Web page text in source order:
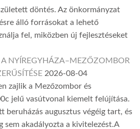
döntés. Az önkormányzat
álló forrásokat a lehető
fel, miközben új fejlesztéseket
NYÍREGYHÁZA–MEZŐZOMBOR
2026-08-04
zajlik a Mezőzombor és
jelű vasútvonal kiemelt felújítása.
beruházás augusztus végéig tart, és
sem akadályozta a kivitelezést.A